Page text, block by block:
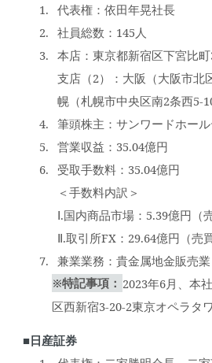
代表権：依田年晃社長
社員総数：145人
本店：東京都新宿区下宮比
支店（2）：大阪（大阪市北
幌（札幌市中央区南2条西5-
筆頭株主：サンワードホー
営業収益：35.04億円
受取手数料：35.04億円
＜手数料内訳＞
Ⅰ.国内商品市場：5.39億円（
Ⅱ.取引所FX：29.64億円（売
兼業業務：貴金属地金販売業
※特記事項： 2023年6月、本
区西新宿3-20-2東京オペラタ
■日産証券